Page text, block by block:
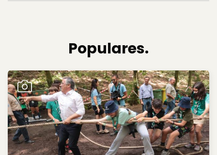
Populares.